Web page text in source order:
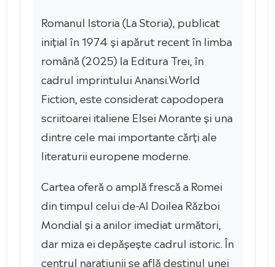
Romanul Istoria (La Storia), publicat
inițial în 1974 și apărut recent în limba
română (2025) la Editura Trei, în
cadrul imprintului Anansi.World
Fiction, este considerat capodopera
scriitoarei italiene Elsei Morante și una
dintre cele mai importante cărți ale
literaturii europene moderne.
Cartea oferă o amplă frescă a Romei
din timpul celui de-Al Doilea Război
Mondial și a anilor imediat următori,
dar miza ei depășește cadrul istoric. În
centrul narațiunii se află destinul unei